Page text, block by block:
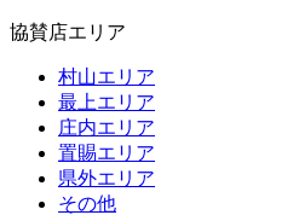
協賛店エリア
村山エリア
最上エリア
庄内エリア
置賜エリア
県外エリア
その他